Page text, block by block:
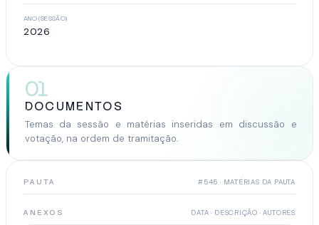
ANO (SESSÃO)
2026
01
DOCUMENTOS
Temas da sessão e matérias inseridas em discussão e
votação, na ordem de tramitação.
PAUTA #545 · MATÉRIAS DA PAUTA
ANEXOS DATA · DESCRIÇÃO · AUTORES